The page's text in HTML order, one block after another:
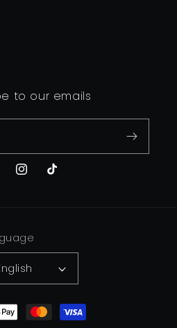
to our emails
Instagram
TikTok